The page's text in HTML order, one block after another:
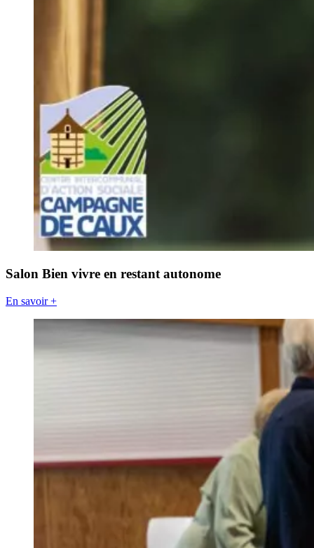
Salon Bien vivre en restant autonome
En savoir +